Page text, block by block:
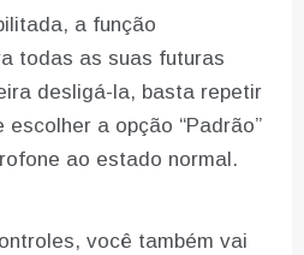
a função
todas as suas futuras
desligá-la, basta repetir
a opção “Padrão”
ao estado normal.
você também vai